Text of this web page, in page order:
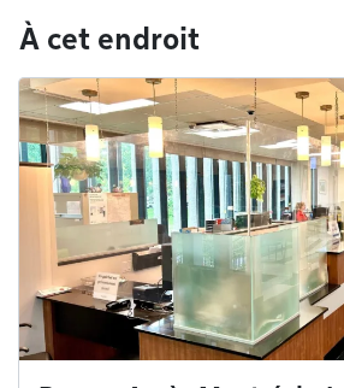
À cet endroit